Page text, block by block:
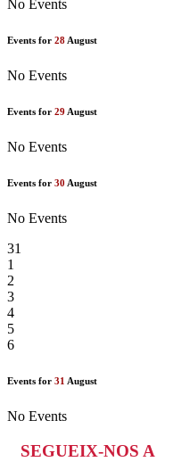
No Events
Events for 28 August
No Events
Events for 29 August
No Events
Events for 30 August
No Events
31
1
2
3
4
5
6
Events for 31 August
No Events
SEGUEIX-NOS A